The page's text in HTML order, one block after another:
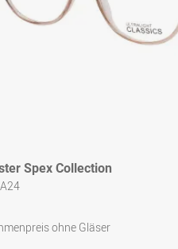
Spex Collection
ohne Gläser